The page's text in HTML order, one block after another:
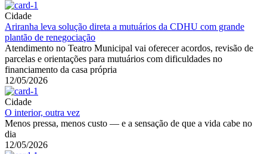
Cidade
Ariranha leva solução direta a mutuários da CDHU com grande
plantão de renegociação
Atendimento no Teatro Municipal vai oferecer acordos, revisão de
parcelas e orientações para mutuários com dificuldades no
financiamento da casa própria
12/05/2026
Cidade
O interior, outra vez
Menos pressa, menos custo — e a sensação de que a vida cabe no
dia
12/05/2026